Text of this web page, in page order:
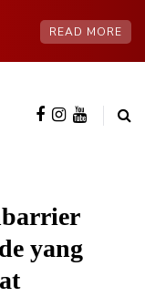
READ MORE
yang